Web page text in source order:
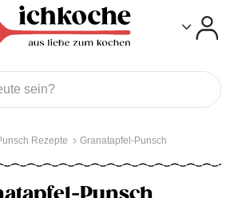
Rezepte Granatapfel-Punsch